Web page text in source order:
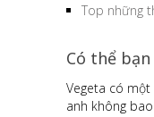
Top những
Có thể
Vegeta có
anh không